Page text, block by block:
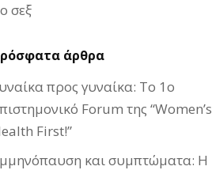
σεξ
άρθρα
προς γυναίκα: Το 1ο
Forum της “Women’s
First!”
και συμπτώματα: Η